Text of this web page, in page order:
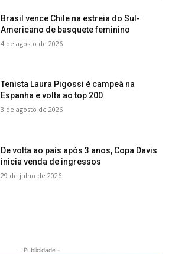
Brasil vence Chile na estreia do Sul-
Americano de basquete feminino
4 de agosto de 2026
Tenista Laura Pigossi é campeã na
Espanha e volta ao top 200
3 de agosto de 2026
De volta ao país após 3 anos, Copa Davis
inicia venda de ingressos
29 de julho de 2026
- Publicidade -